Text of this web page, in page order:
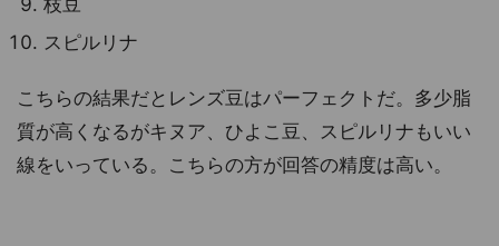
スピルリナ
こちらの結果だとレンズ豆はパーフェクトだ。多少脂
質が高くなるがキヌア、ひよこ豆、スピルリナもいい
線をいっている。こちらの方が回答の精度は高い。